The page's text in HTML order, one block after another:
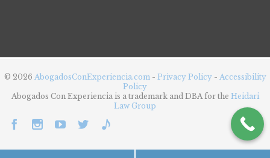
© 2026 AbogadosConExperiencia.com- Privacy Policy - Accessibility
Policy
Abogados Con Experiencia is a trademark and DBA for the Heidari
Law Group
    